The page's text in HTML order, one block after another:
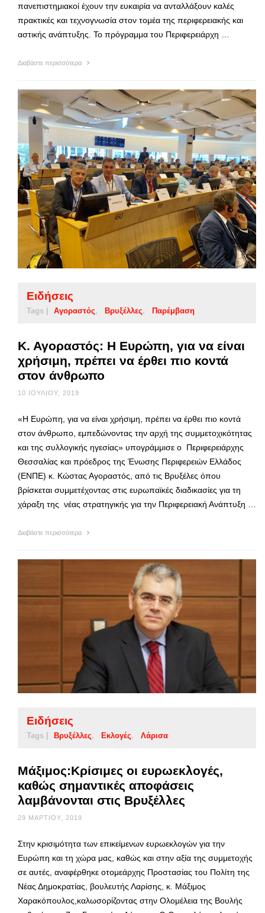
πανεπιστημιακοί έχουν την ευκαιρία να ανταλλάξουν καλές
πρακτικές και τεχνογνωσία στον τομέα της περιφερειακής και
αστικής ανάπτυξης. Το πρόγραμμα του Περιφερειάρχη …
Διαβάστε περισσότερα
Ειδήσεις
Tags | Αγοραστός Βρυξέλλες Παρέμβαση
Κ. Αγοραστός: Η Ευρώπη, για να είναι
χρήσιμη, πρέπει να έρθει πιο κοντά
στον άνθρωπο
10 ΙΟΥΛΊΟΥ, 2019
«Η Ευρώπη, για να είναι χρήσιμη, πρέπει να έρθει πιο κοντά
στον άνθρωπο, εμπεδώνοντας την αρχή της συμμετοχικότητας
και της συλλογικής ηγεσίας» υπογράμμισε ο Περιφερειάρχης
Θεσσαλίας και πρόεδρος της Ένωσης Περιφερειών Ελλάδος
(ΕΝΠΕ) κ. Κώστας Αγοραστός, από τις Βρυξέλες όπου
βρίσκεται συμμετέχοντας στις ευρωπαϊκές διαδικασίες για τη
χάραξη της νέας στρατηγικής για την Περιφερειακή Ανάπτυξη …
Διαβάστε περισσότερα
Ειδήσεις
Tags | Βρυξέλλες Εκλογές Λάρισα
Μάξιμος:Κρίσιμες οι ευρωεκλογές,
καθώς σημαντικές αποφάσεις
λαμβάνονται στις Βρυξέλλες
29 ΜΑΡΤΊΟΥ, 2019
Στην κρισιμότητα των επικείμενων ευρωεκλογών για την
Ευρώπη και τη χώρα μας, καθώς και στην αξία της συμμετοχής
σε αυτές, αναφέρθηκε οτομεάρχης Προστασίας του Πολίτη της
Νέας Δημοκρατίας, βουλευτής Λαρίσης, κ. Μάξιμος
Χαρακόπουλος,καλωσορίζοντας στην Ολομέλεια της Βουλής